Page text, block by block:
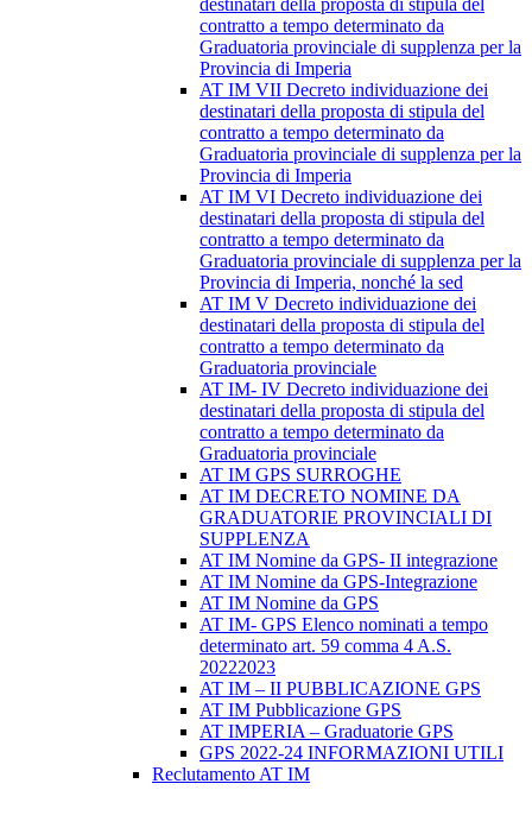
destinatari della proposta di stipula del
contratto a tempo determinato da
Graduatoria provinciale di supplenza per la
Provincia di Imperia
AT IM VII Decreto individuazione dei
destinatari della proposta di stipula del
contratto a tempo determinato da
Graduatoria provinciale di supplenza per la
Provincia di Imperia
AT IM VI Decreto individuazione dei
destinatari della proposta di stipula del
contratto a tempo determinato da
Graduatoria provinciale di supplenza per la
Provincia di Imperia, nonché la sed
AT IM V Decreto individuazione dei
destinatari della proposta di stipula del
contratto a tempo determinato da
Graduatoria provinciale
AT IM- IV Decreto individuazione dei
destinatari della proposta di stipula del
contratto a tempo determinato da
Graduatoria provinciale
AT IM GPS SURROGHE
AT IM DECRETO NOMINE DA
GRADUATORIE PROVINCIALI DI
SUPPLENZA
AT IM Nomine da GPS- II integrazione
AT IM Nomine da GPS-Integrazione
AT IM Nomine da GPS
AT IM- GPS Elenco nominati a tempo
determinato art. 59 comma 4 A.S.
20222023
AT IM – II PUBBLICAZIONE GPS
AT IM Pubblicazione GPS
AT IMPERIA – Graduatorie GPS
GPS 2022-24 INFORMAZIONI UTILI
Reclutamento AT IM